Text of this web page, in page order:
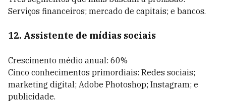
Serviços financeiros; mercado de capitais; e bancos.
12. Assistente de mídias sociais
Crescimento médio anual: 60%
Cinco conhecimentos primordiais: Redes sociais;
marketing digital; Adobe Photoshop; Instagram; e
publicidade.